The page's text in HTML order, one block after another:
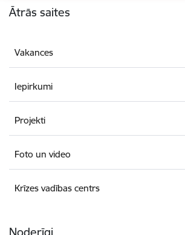
Ātrās saites
Vakances
Iepirkumi
Projekti
Foto un video
Krīzes vadības centrs
Noderīgi